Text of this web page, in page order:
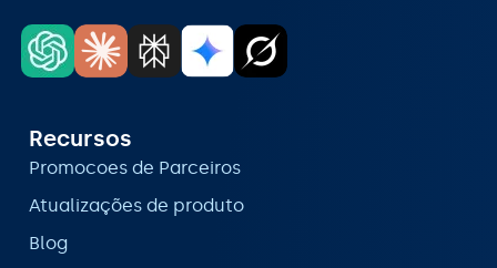
Recursos
Promocoes de Parceiros
Atualizações de produto
Blog